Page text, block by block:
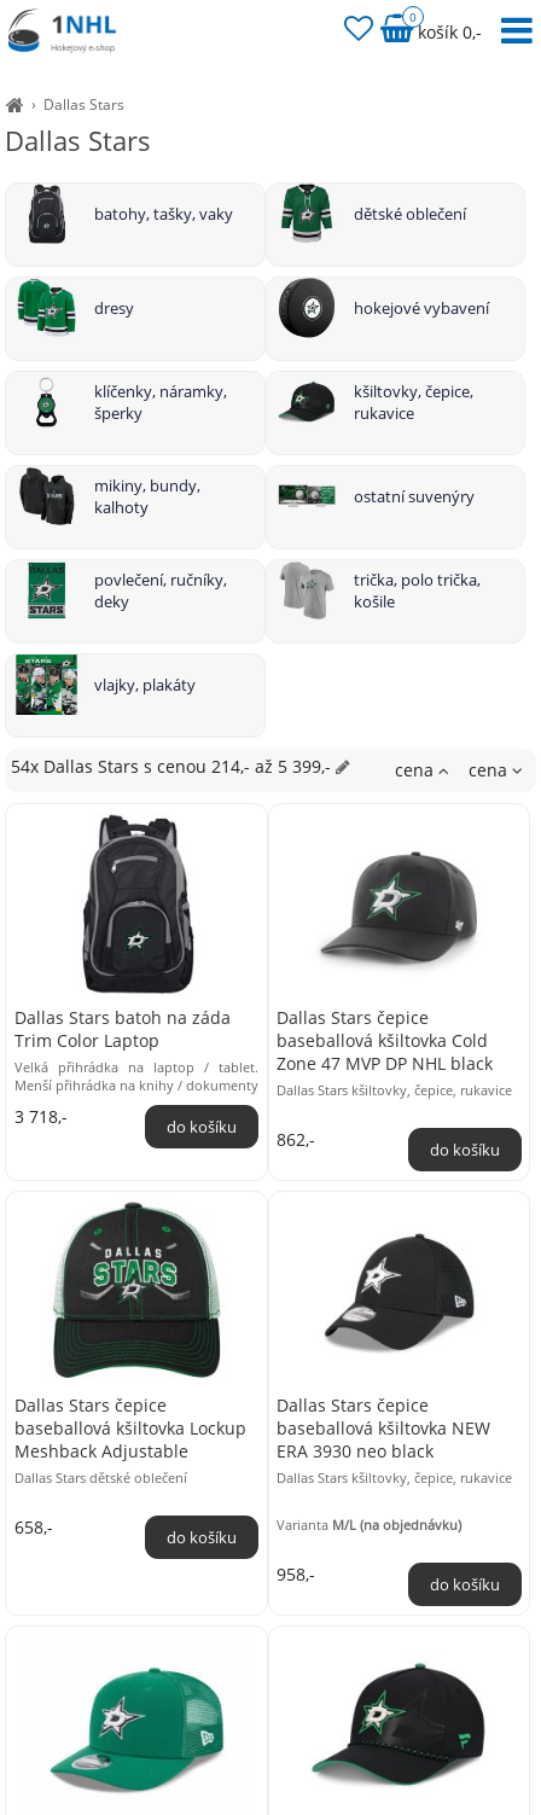
› Dallas Stars
Dallas Stars
batohy, tašky, vaky dětské oblečení
dresy hokejové vybavení
klíčenky, náramky,
šperky
kšiltovky, čepice,
rukavice
mikiny, bundy,
kalhoty
ostatní suvenýry
povlečení, ručníky,
deky
trička, polo trička,
košile
vlajky, plakáty
cena cena
54x Dallas Stars s cenou214,- až 5 399,-
Dallas Stars batoh na záda
Trim Color Laptop
Velká přihrádka na laptop / tablet.
Menší přihrádka na knihy / dokumenty
Kapsa na MP3 / Media Boční kapsy
Polstrovaná ...
3 718,-
Dallas Stars čepice
baseballová kšiltovka Cold
Zone 47 MVP DP NHL black
Dallas Stars kšiltovky, čepice, rukavice
862,-
Dallas Stars čepice
baseballová kšiltovka Lockup
Meshback Adjustable
Dallas Stars dětské oblečení
658,-
Dallas Stars čepice
baseballová kšiltovka NEW
ERA 3930 neo black
Dallas Stars kšiltovky, čepice, rukavice
Varianta M/L (na objednávku)
958,-
0
košík 0,-